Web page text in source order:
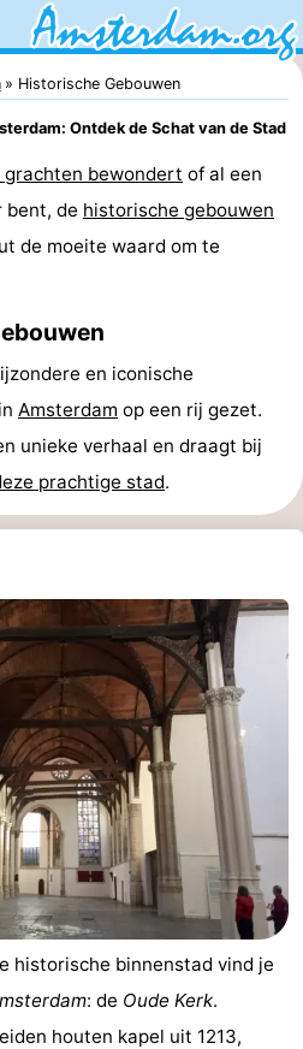
Historische Gebouwen
Ontdek de Schat van de Stad
grachten bewondert of al een
bent, de historische gebouwen
de moeite waard om te
en iconische
Amsterdam op een rij gezet.
unieke verhaal en draagt bij
prachtige stad.
historische binnenstad vind je
: de Oude Kerk.
houten kapel uit 1213,